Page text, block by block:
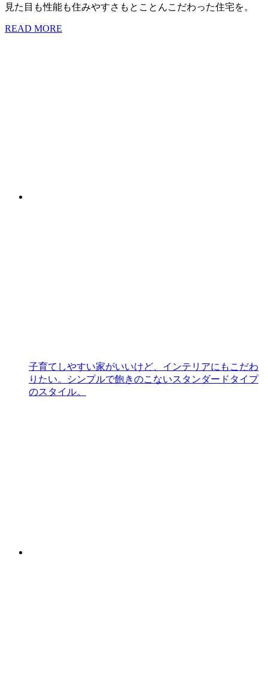
見た目も性能も住みやすさもとことんこだわった住宅を。
READ MORE
子育てしやすい家がいいけど、インテリアにもこだわ
りたい。シンプルで飽きのこないスタンダードタイプ
のスタイル。